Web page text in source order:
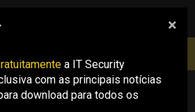
pesquisa
abertas
×
a IT Security
com as principais notícias
download para todos os